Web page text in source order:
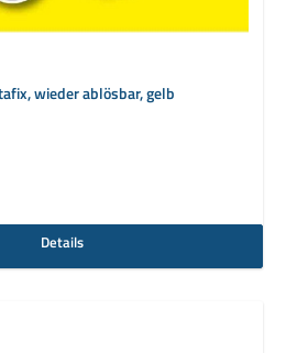
wieder ablösbar, gelb
Details